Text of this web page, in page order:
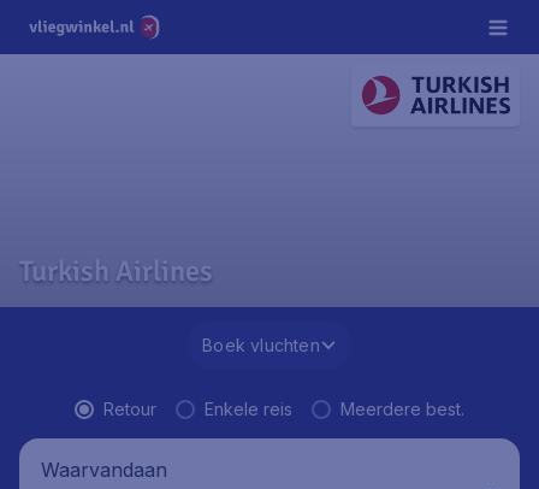
Turkish Airlines
Boek vluchten
Retour Enkele reis Meerdere best.
Waarvandaan